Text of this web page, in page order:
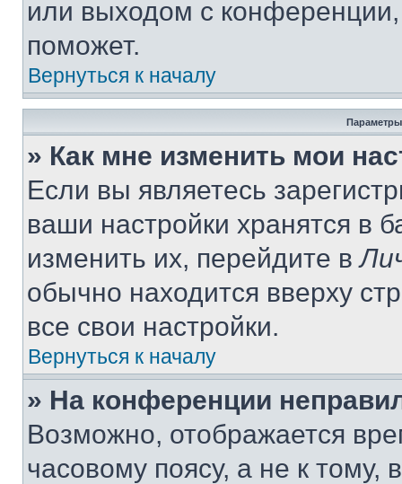
или выходом с
поможет.
Вернуться к началу
Параметры
» Как мне изменить мои
Если вы являетесь
ваши настройки хранятся в
изменить их, перейдите в
обычно находится вверху
все свои настройки.
Вернуться к началу
» На конференции
Возможно, отображается
часовому поясу, а не к тому,